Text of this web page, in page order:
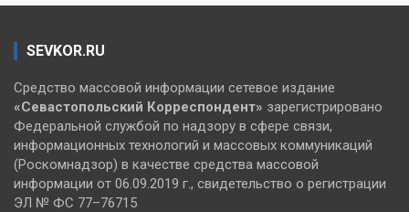
SEVKOR.RU
Средство массовой информации сетевое издание
«Севастопольский Корреспондент» зарегистрировано
Федеральной службой по надзору в сфере связи,
информационных технологий и массовых коммуникаций
(Роскомнадзор) в качестве средства массовой
информации от 06.09.2019 г., свидетельство о регистрации
ЭЛ № ФС 77–76715